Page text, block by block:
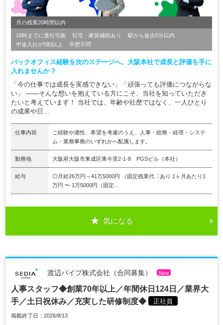
月の残業20時間以内
18時までに退社可能 社宅・家賃補助あり
駅から徒歩5分以内
中途入社が5割以上
学歴不問
バックオフィス経験を次のステージへ。大阪本社で成長と評価を手に
入れませんか？
「今の仕事では成長を実感できない」「頑張っても評価につながらな
い」 ――そんな想いを抱えている方にこそ、当社を知っていただき
たいと考えています！ 当社では、年齢や社歴ではなく、一人ひとり
の成果や日...
仕事内容
ご経験や適性、希望を考慮のうえ、人事・総務・経理・システ
ム・業務事務のいずれかへ配属します。
勤務地 ⼤阪府⼤阪市東成区東今⾥2-1-8 PGSビル（本社）
給与
◎月給26万円～41万5000円 （固定残業代︓あり 1ヶ⽉あたり1
万円 〜 1万5000円（固定...
気になる
渡辺パイプ株式会社（合同募集） New
人事スタッフ◆創業70年以上／年間休日124日／業界大
手／土日祝休み／充実した研修制度◆
正社員
掲載終了日：2026/8/13